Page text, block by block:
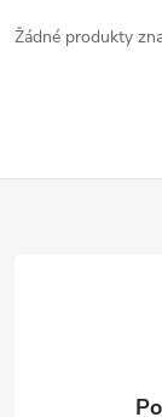
Žádné produkty